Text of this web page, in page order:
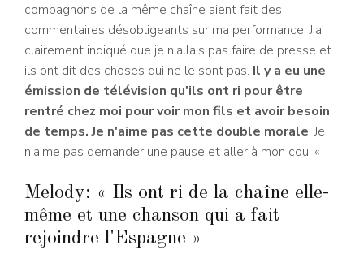
compagnons de la même chaîne aient fait des
commentaires désobligeants sur ma performance. J'ai
clairement indiqué que je n'allais pas faire de presse et
ils ont dit des choses qui ne le sont pas. Il y a eu une
émission de télévision qu'ils ont ri pour être
rentré chez moi pour voir mon fils et avoir besoin
de temps. Je n'aime pas cette double morale. Je
n'aime pas demander une pause et aller à mon cou. «
Melody: « Ils ont ri de la chaîne elle-
même et une chanson qui a fait
rejoindre l'Espagne »